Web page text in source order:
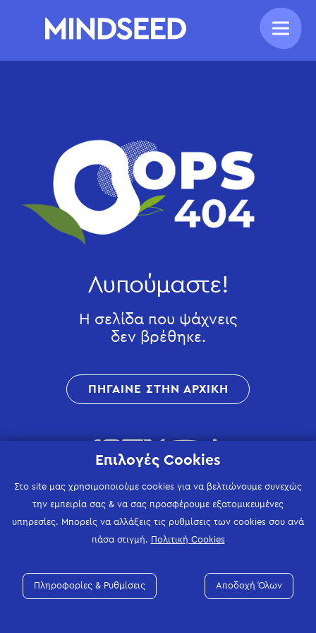
Λυπούμαστε!
Η σελίδα που ψάχνεις
δεν βρέθηκε.
ΠΗΓΑΙΝΕ ΣΤΗΝ ΑΡΧΙΚΗ
Επιλογές Cookies
Στο site μας χρησιμοποιούμε cookies για να βελτιώνουμε συνεχώς
την εμπειρία σας & να σας προσφέρουμε εξατομικευμένες
υπηρεσίες. Μπορείς να αλλάξεις τις ρυθμίσεις των cookies σου ανά
πάσα στιγμή. Πολιτική Cookies
Πληροφορίες & Ρυθμίσεις Αποδοχή Όλων